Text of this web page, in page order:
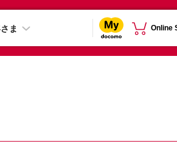
ま Online